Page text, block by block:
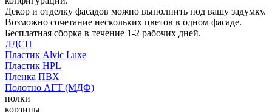
Декор и отделку фасадов можно выполнить под вашу задумку.
Возможно сочетание нескольких цветов в одном фасаде.
Бесплатная сборка в течение 1-2 рабочих дней.
ЛДСП
Пластик Alvic Luxe
Пластик HPL
Пленка ПВХ
Полотно АГТ (МДФ)
полки
корзины